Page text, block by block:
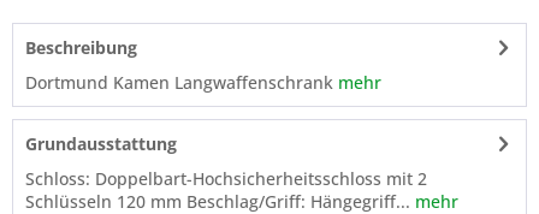
Beschreibung
Dortmund Kamen Langwaffenschrank mehr
Grundausstattung
Schloss: Doppelbart-Hochsicherheitsschloss mit 2
Schlüsseln 120 mm Beschlag/Griff: Hängegriff... mehr